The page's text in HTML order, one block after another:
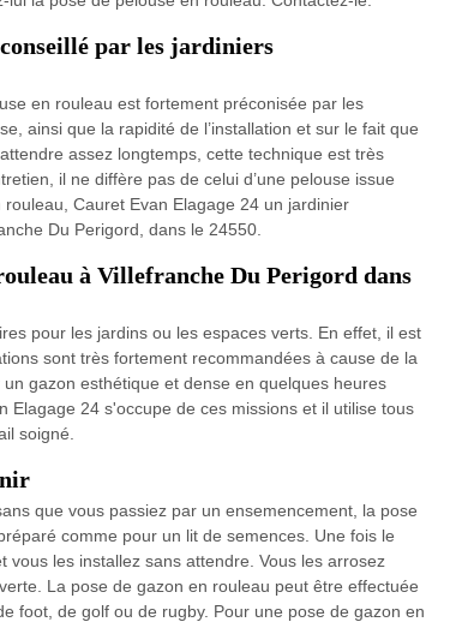
par les jardiniers
en rouleau est fortement préconisée par les
ainsi que la rapidité de l’installation et sur le fait que
assez longtemps, cette technique est très
il ne diffère pas de celui d’une pelouse issue
Cauret Evan Elagage 24 un jardinier
Du Perigord, dans le 24550.
à Villefranche Du Perigord dans
pour les jardins ou les espaces verts. En effet, il est
sont très fortement recommandées à cause de la
gazon esthétique et dense en quelques heures
Elagage 24 s'occupe de ces missions et il utilise tous
soigné.
que vous passiez par un ensemencement, la pose
comme pour un lit de semences. Une fois le
les installez sans attendre. Vous les arrosez
La pose de gazon en rouleau peut être effectuée
foot, de golf ou de rugby. Pour une pose de gazon en